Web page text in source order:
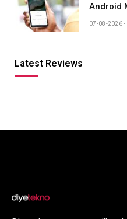
Android
07-08-2026 -
Latest Reviews